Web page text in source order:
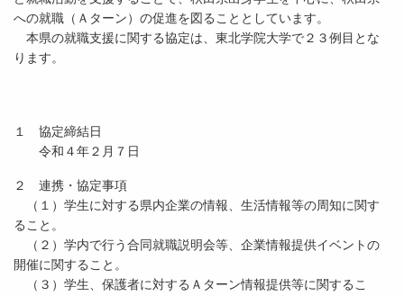
への就職（Ａターン）の促進を図ることとしています。
本県の就職支援に関する協定は、東北学院大学で２３例目とな
ります。
１ 協定締結日
令和４年２月７日
２ 連携・協定事項
（１）学生に対する県内企業の情報、生活情報等の周知に関す
ること。
（２）学内で行う合同就職説明会等、企業情報提供イベントの
開催に関すること。
（３）学生、保護者に対するＡターン情報提供等に関するこ